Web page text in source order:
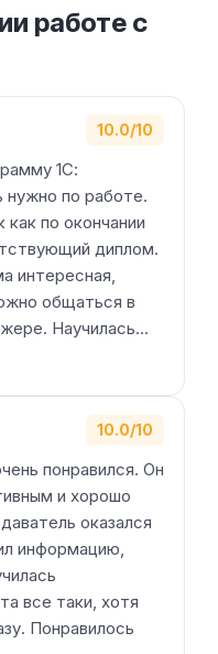
работе с
10.0/10
1С:
нужно по работе.
по окончании
диплом.
интересная,
общаться в
Научилась…
10.0/10
понравился. Он
и хорошо
оказался
информацию,
все таки, хотя
Понравилось